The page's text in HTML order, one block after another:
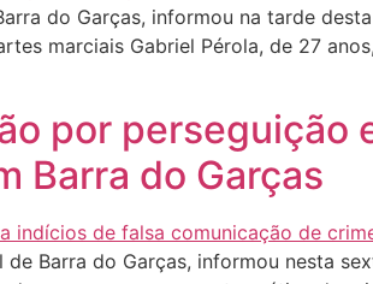
do Garças, informou na tarde
marciais Gabriel Pérola, de 27
por perseguição
Barra do Garças
Barra do Garças, informou nesta